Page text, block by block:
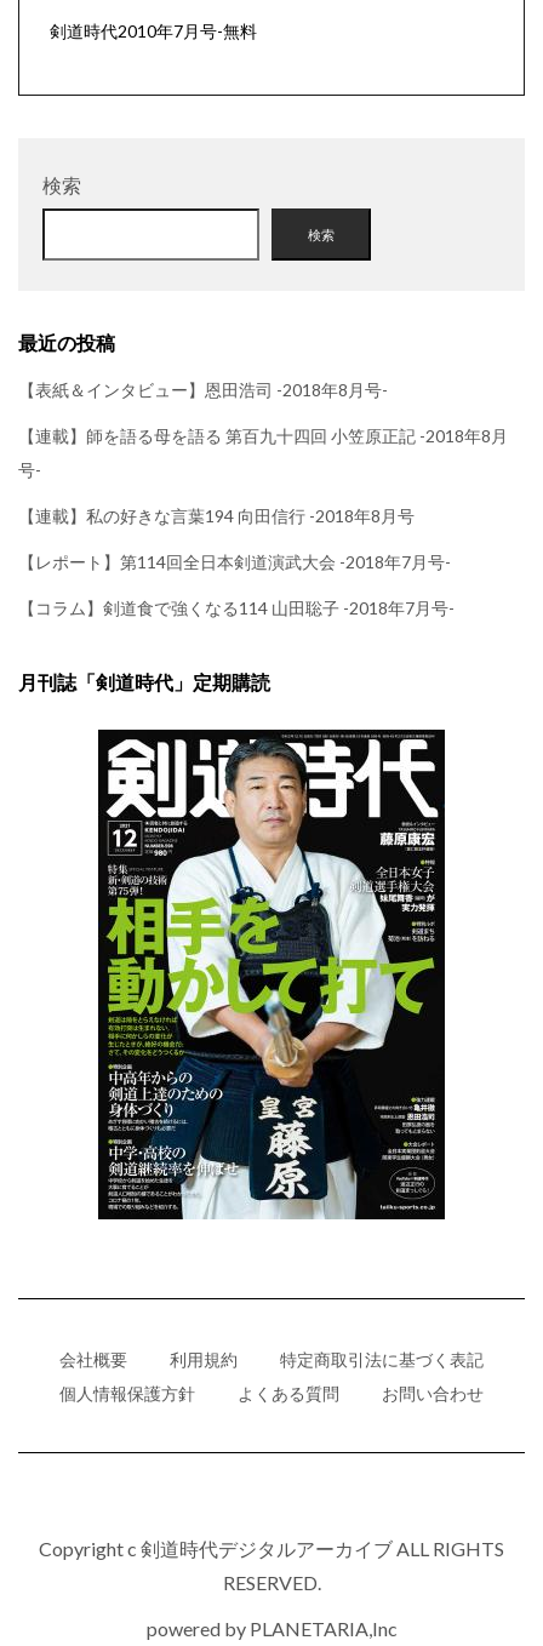
剣道時代2010年7月号-無料
検索
検索
最近の投稿
【表紙＆インタビュー】恩田浩司 -2018年8月号-
【連載】師を語る母を語る 第百九十四回 小笠原正記 -2018年8月
号-
【連載】私の好きな言葉194 向田信行 -2018年8月号
【レポート】第114回全日本剣道演武大会 -2018年7月号-
【コラム】剣道食で強くなる114 山田聡子 -2018年7月号-
月刊誌「剣道時代」定期購読
会社概要 利用規約
特定商取引法に基づく表記
個人情報保護方針
よくある質問 お問い合わせ
Copyright c 剣道時代デジタルアーカイブ ALL RIGHTS
RESERVED.
powered by PLANETARIA,Inc